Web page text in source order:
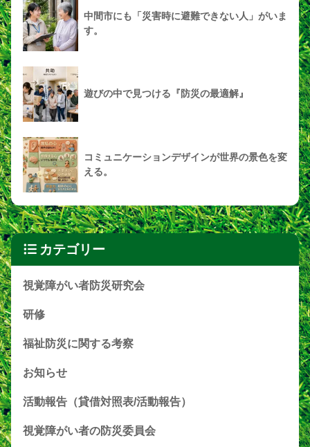
中間市にも「災害時に避難できない人」がいま
す。
遊びの中で見つける『防災の最適解』
コミュニケーションデザインが世界の景色を変
える。
カテゴリー
視覚障がい者防災研究会
研修
福祉防災に関する考察
お知らせ
活動報告（貸借対照表/活動報告）
視覚障がい者の防災委員会